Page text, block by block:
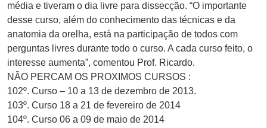
média e tiveram o dia livre para dissecção. “O importante
desse curso, além do conhecimento das técnicas e da
anatomia da orelha, está na participação de todos com
perguntas livres durante todo o curso. A cada curso feito, o
interesse aumenta”, comentou Prof. Ricardo.
NÃO PERCAM OS PROXIMOS CURSOS :
102º. Curso – 10 a 13 de dezembro de 2013.
103º. Curso 18 a 21 de fevereiro de 2014
104º. Curso 06 a 09 de maio de 2014